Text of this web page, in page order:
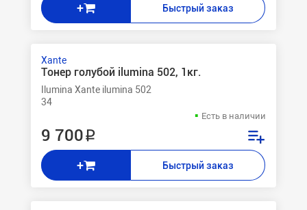
+ Быстрый заказ
Xante
Тонер голубой ilumina 502, 1кг.
Ilumina Xante ilumina 502
34
Есть в наличии
9 700 ₽
+ Быстрый заказ